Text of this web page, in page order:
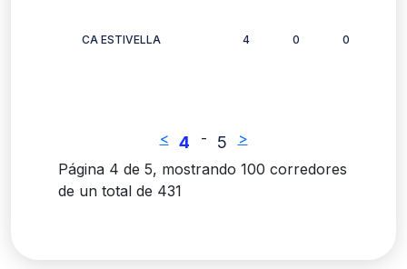
CA ESTIVELLA 4 0 0
< 4 - 5
>
Página 4 de 5, mostrando 100 corredores
de un total de 431